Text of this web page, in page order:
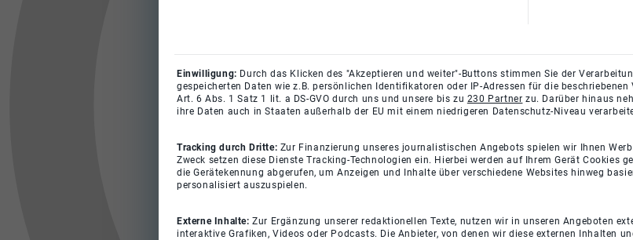
Einwilligung: Durch das Klicken des "Akzeptieren und weiter"-Buttons stimmen Sie der
gespeicherten Daten wie z.B. persönlichen Identifikatoren oder IP-Adressen für die
Art. 6 Abs. 1 Satz 1 lit. a DS-GVO durch uns und unsere bis zu 230 Partner zu. Darüber hinaus
ihre Daten auch in Staaten außerhalb der EU mit einem niedrigeren Datenschutz-Niveau
Tracking durch Dritte: Zur Finanzierung unseres journalistischen Angebots spielen wir Ihnen
Zweck setzen diese Dienste Tracking-Technologien ein. Hierbei werden auf Ihrem Gerät Cookies
die Gerätekennung abgerufen, um Anzeigen und Inhalte über verschiedene Websites hinweg
personalisiert auszuspielen.
Externe Inhalte:Zur Ergänzung unserer redaktionellen Texte, nutzen wir in unseren Angeboten
interaktive Grafiken, Videos oder Podcasts. Die Anbieter, von denen wir diese externen Inhalten